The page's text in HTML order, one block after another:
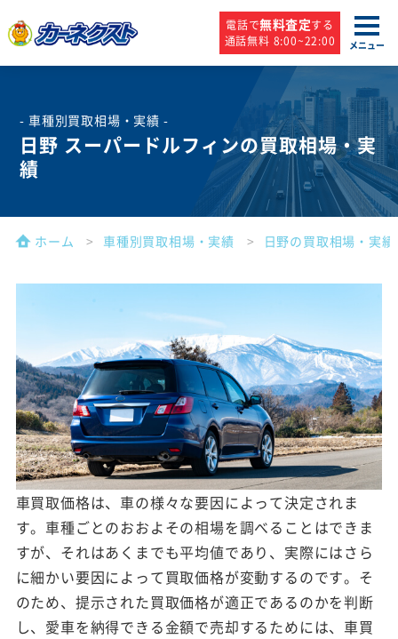
電話で無料査定する
通話無料 8:00~22:00
メニュー
- 車種別買取相場・実績 -
日野 スーパードルフィンの買取相場・実
績
ホーム 車種別買取相場・実績 日野の買取相場・実績
車買取価格は、車の様々な要因によって決定されま
す。車種ごとのおおよその相場を調べることはできま
すが、それはあくまでも平均値であり、実際にはさら
に細かい要因によって買取価格が変動するのです。そ
のため、提示された買取価格が適正であるのかを判断
し、愛車を納得できる金額で売却するためには、車買